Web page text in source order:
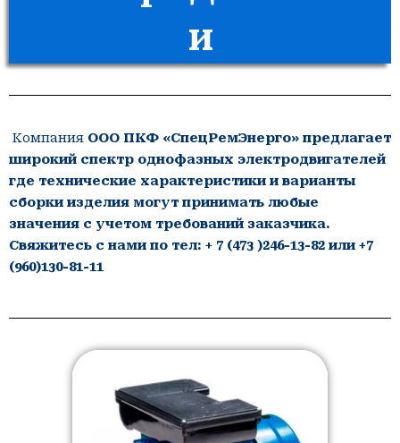
и
Компания ООО ПКФ «СпецРемЭнерго» предлагает
широкий спектр однофазных электродвигателей
где технические характеристики и варианты
сборки изделия могут принимать любые
значения с учетом требований заказчика.
Свяжитесь с нами по тел: + 7 (473 )246-13-82 или +7
(960)130-81-11